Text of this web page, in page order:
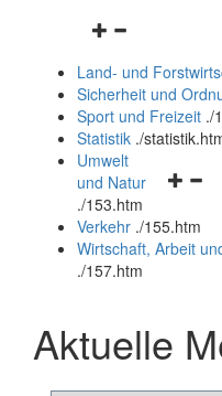
Navigationsmenü
und
schließen
Land- und
Sicherheit und
Sport und Freizeit ./
Statistik ./
und
Umwelt
und Natur
./153.htm
Verkehr ./155.htm
Wirtschaft, Arbeit
./157.htm
Aktuelle